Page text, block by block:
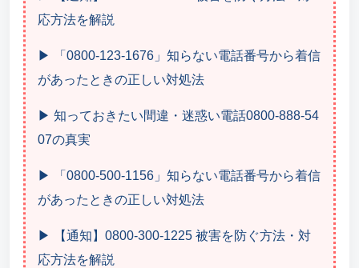
応方法を解説
▶ 「0800-123-1676」知らない電話番号から着信
があったときの正しい対処法
▶ 知っておきたい間違・迷惑い電話0800-888-54
07の真実
▶ 「0800-500-1156」知らない電話番号から着信
があったときの正しい対処法
▶ 【通知】0800-300-1225 被害を防ぐ方法・対
応方法を解説